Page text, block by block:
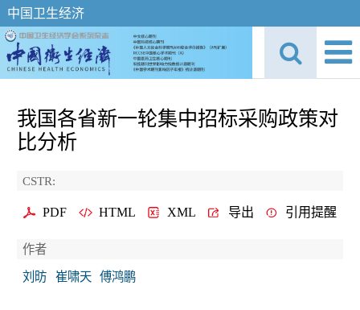
中国卫生经济
我国各省新一轮集中招标采购政策对
比分析
CSTR:
PDF HTML XML 导出 引用提醒
作者
刘昉
崔啸天 傅鸿鹏